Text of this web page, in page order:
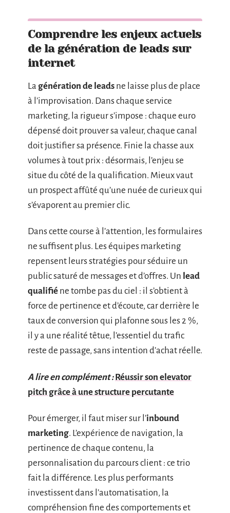
Comprendre les enjeux actuels
de la génération de leads sur
internet
La génération de leads ne laisse plus de place
à l’improvisation. Dans chaque service
marketing, la rigueur s’impose : chaque euro
dépensé doit prouver sa valeur, chaque canal
doit justifier sa présence. Finie la chasse aux
volumes à tout prix : désormais, l’enjeu se
situe du côté de la qualification. Mieux vaut
un prospect affûté qu’une nuée de curieux qui
s’évaporent au premier clic.
Dans cette course à l’attention, les formulaires
ne suffisent plus. Les équipes marketing
repensent leurs stratégies pour séduire un
public saturé de messages et d’offres. Un lead
qualifié ne tombe pas du ciel : il s’obtient à
force de pertinence et d’écoute, car derrière le
taux de conversion qui plafonne sous les 2 %,
il y a une réalité têtue, l’essentiel du trafic
reste de passage, sans intention d’achat réelle.
A lire en complément : Réussir son elevator
pitch grâce à une structure percutante
Pour émerger, il faut miser sur l’inbound
marketing. L’expérience de navigation, la
pertinence de chaque contenu, la
personnalisation du parcours client : ce trio
fait la différence. Les plus performants
investissent dans l’automatisation, la
compréhension fine des comportements et